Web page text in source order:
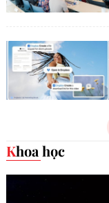
Khoa học